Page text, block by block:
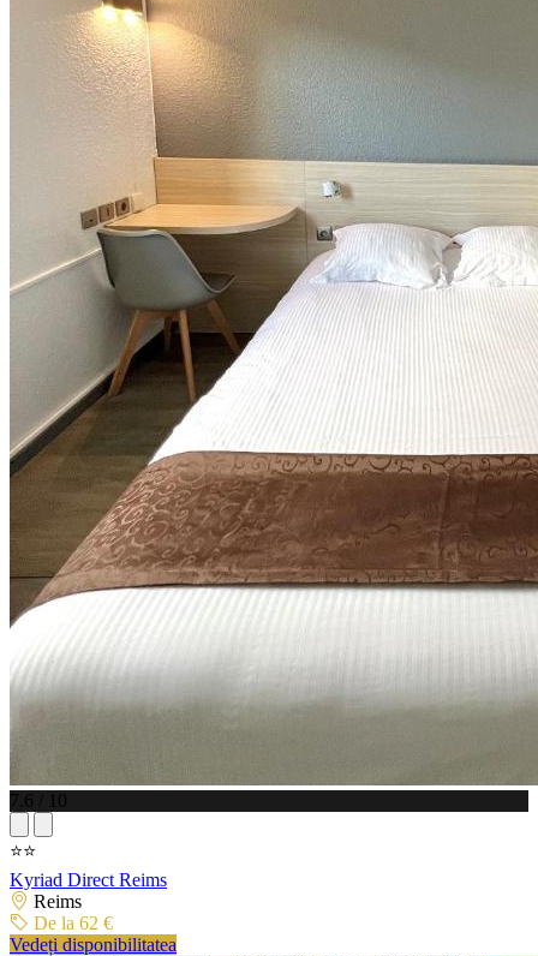
7.6 / 10
⭐⭐
Kyriad Direct Reims
Reims
De la 62 €
Vedeți disponibilitatea